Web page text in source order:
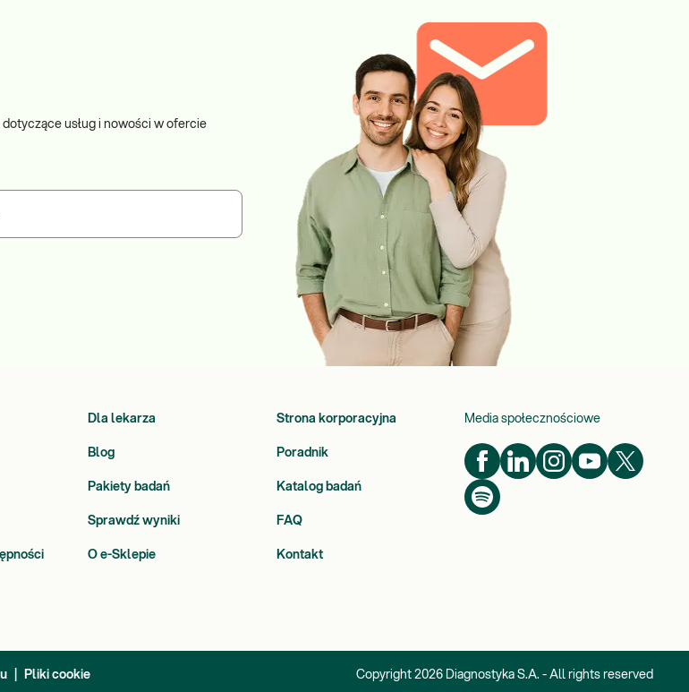
usług i nowości w ofercie
Dla lekarza Strona korporacyjna
Blog Poradnik
Pakiety badań Katalog badań
Sprawdź wyniki FAQ
O e-Sklepie Kontakt
Media społecznościowe
Pliki cookie Copyright 2026 Diagnostyka S.A. - All rights reserved